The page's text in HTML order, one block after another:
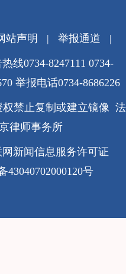
站声明 | 举报通道 |
线0734-8247111 0734-
举报电话0734-8686226
禁止复制或建立镜像 法
律师事务所
新闻信息服务许可证
43040702000120号